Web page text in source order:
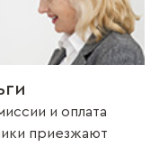
и оплата
приезжают